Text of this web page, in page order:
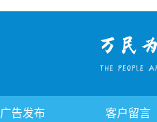
广告发布 客户留言